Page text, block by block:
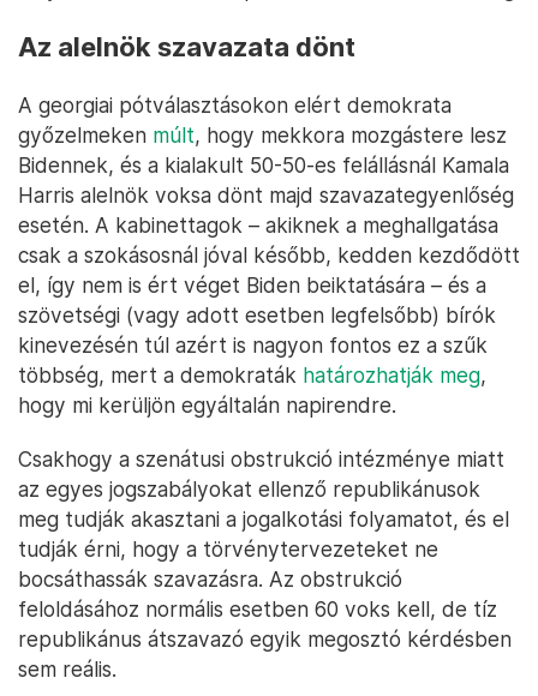
Az alelnök szavazata dönt
A georgiai pótválasztásokon elért demokrata
győzelmeken múlt, hogy mekkora mozgástere lesz
Bidennek, és a kialakult 50-50-es felállásnál Kamala
Harris alelnök voksa dönt majd szavazategyenlőség
esetén. A kabinettagok – akiknek a meghallgatása
csak a szokásosnál jóval később, kedden kezdődött
el, így nem is ért véget Biden beiktatására – és a
szövetségi (vagy adott esetben legfelsőbb) bírók
kinevezésén túl azért is nagyon fontos ez a szűk
többség, mert a demokraták határozhatják meg,
hogy mi kerüljön egyáltalán napirendre.
Csakhogy a szenátusi obstrukció intézménye miatt
az egyes jogszabályokat ellenző republikánusok
meg tudják akasztani a jogalkotási folyamatot, és el
tudják érni, hogy a törvénytervezeteket ne
bocsáthassák szavazásra. Az obstrukció
feloldásához normális esetben 60 voks kell, de tíz
republikánus átszavazó egyik megosztó kérdésben
sem reális.